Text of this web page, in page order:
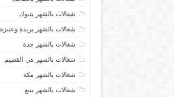
شغالات بالشهر بتبوك
شغالات بالشهر بريدة وعنيزة
شغالات بالشهر جدة
شغالات بالشهر في القصيم
شغالات بالشهر مكة
شغالات بالشهر ينبع